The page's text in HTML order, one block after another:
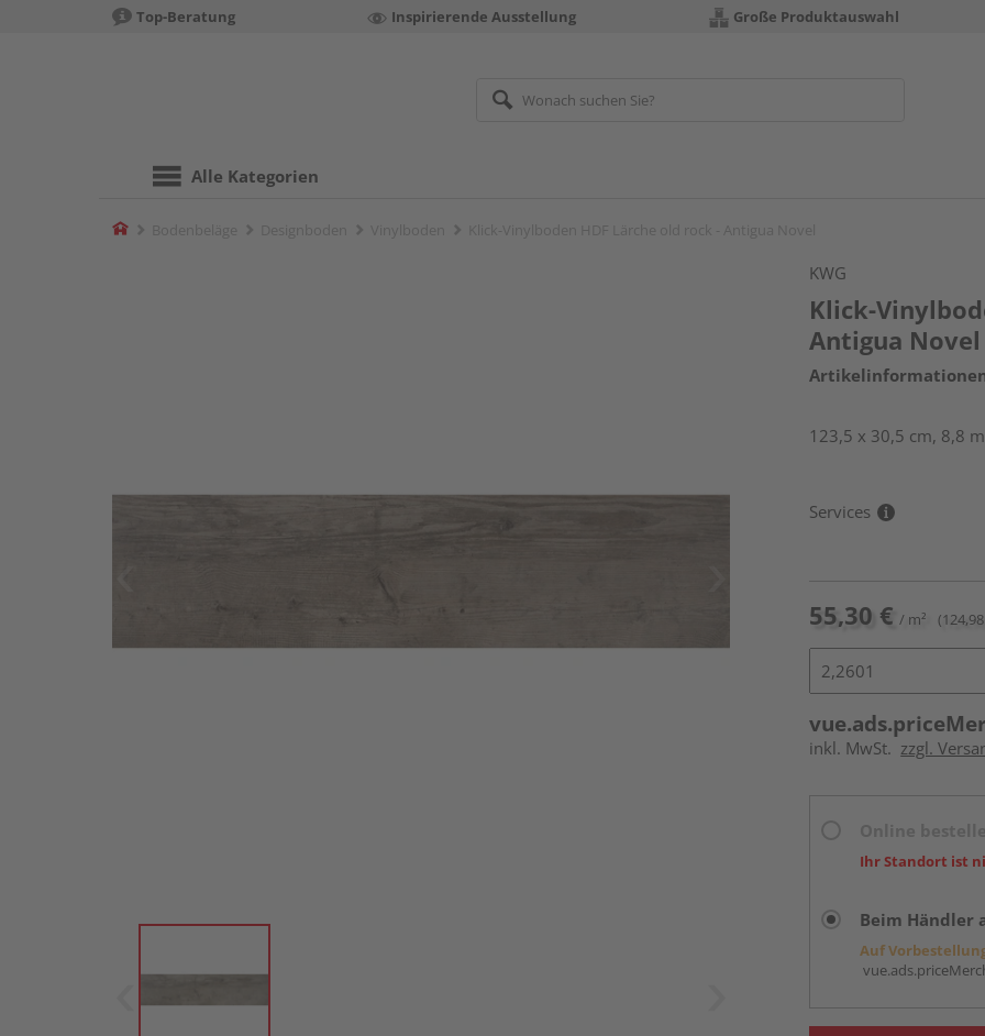
Top-Beratung Inspirierende Ausstellung Große Produktauswahl
Alle Kategorien
Home
KWG
Klick-
Antigua Novel
123,5 x 30,5 cm, 8,8
Services
55,30 € / m²
inkl. MwSt. zzgl.
Ihr Standort ist
Beim Händler
Auf